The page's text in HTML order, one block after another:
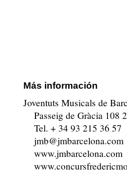
Más información
Joventuts Musicals de
Passeig de Gràcia 108
Tel. + 34 93 215 36 57
jmb@jmbarcelona.com
www.jmbarcelona.com